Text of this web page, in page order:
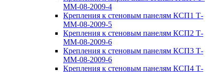
ММ-08-2009-4
Крепления к стеновым панелям КСП1 Т-
ММ-08-2009-5
Крепления к стеновым панелям КСП2 Т-
ММ-08-2009-6
Крепления к стеновым панелям КСП3 Т-
ММ-08-2009-6
Крепления к стеновым панелям КСП4 Т-